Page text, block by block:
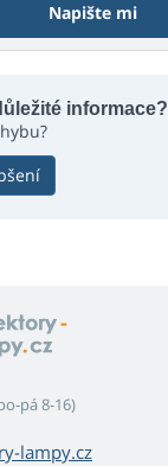
Napište mi
informace?
pá 8-16)
lampy.cz